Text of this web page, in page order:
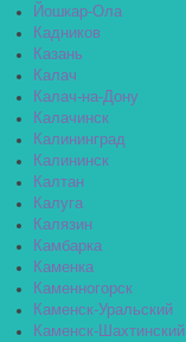
Йошкар-Ола
Кадников
Казань
Калач
Калач-на-Дону
Калачинск
Калининград
Калининск
Калтан
Калуга
Калязин
Камбарка
Каменка
Каменногорск
Каменск-Уральский
Каменск-Шахтинский